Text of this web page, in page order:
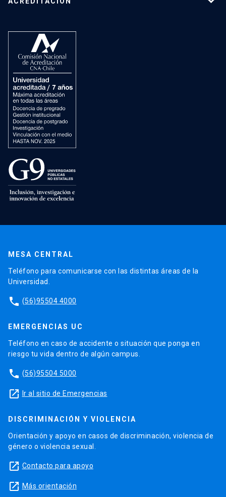
MESA CENTRAL
Teléfono para comunicarse con las distintas áreas de la
Universidad.
phone (56)95504 4000
EMERGENCIAS UC
Teléfono en caso de accidente o situación que ponga en
riesgo tu vida dentro de algún campus.
phone (56)95504 5000
launch Ir al sitio de Emergencias
DISCRIMINACIÓN Y VIOLENCIA
Orientación y apoyo en casos de discriminación, violencia de
género o violencia sexual.
launch Contacto para apoyo
launch Más orientación